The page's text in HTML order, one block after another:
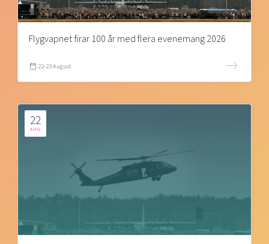
Flygvapnet firar 100 år med flera evenemang 2026
22-23 August
22
AUG